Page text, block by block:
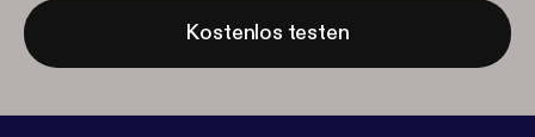
Kostenlos testen